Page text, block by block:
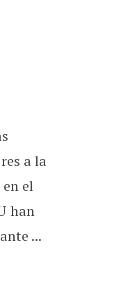
a la
el
han
...